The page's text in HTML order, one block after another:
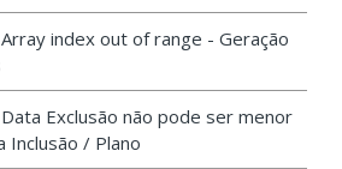
index out of range - Geração
Exclusão não pode ser menor
Inclusão / Plano